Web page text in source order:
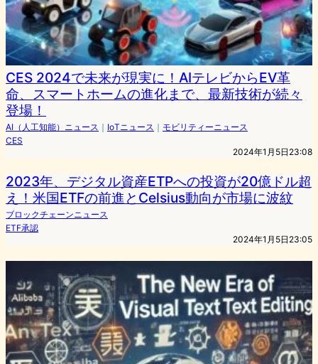
CES 2024で未来が現実に！AIテレビからEV革
命、スマートホームの進化まで、最新技術が続々
登場！
AI（人工知能）ニュース ｜ IoTニュース ｜ モビリティーニュース
CES
2024年1月5日23:08
2023年、デジタル資産ETPへの投資が20億ドル超
え！米国ETFの前進とCelsius動向が市場に波紋
ブロックチェーンニュース
ETF承認
2024年1月5日23:05